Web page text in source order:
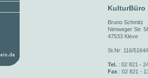
KulturBüro
Bruno Schmitz
Nimweger Str.
47533 Kleve
St.Nr: 116/
Tel. : 02 821 -
Fax : 02 821 -